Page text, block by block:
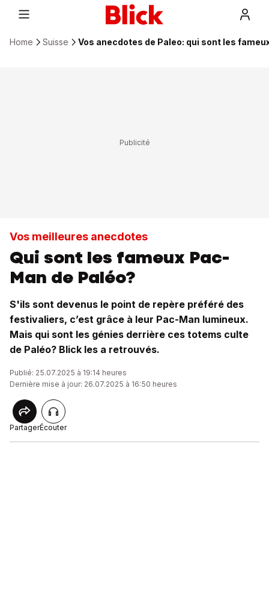
Home Suisse Vos anecdotes de Paleo: qui sont les
Vos meilleures anecdotes
Qui sont les fameux Pac-
Man de Paléo?
S'ils sont devenus le point de repère préféré des
festivaliers, c’est grâce à leur Pac-Man lumineux.
Mais qui sont les génies derrière ces totems culte
de Paléo? Blick les a retrouvés.
Publié: 25.07.2025 à 19:14 heures
Dernière mise à jour: 26.07.2025 à 16:50 heures
PartagerÉcouter